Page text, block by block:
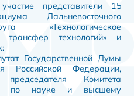
представители 15
Дальневосточного
«Технологическое
трансфер технологий» и
Государственной Думы
Российской Федерации,
Комитета
по науке и высшему